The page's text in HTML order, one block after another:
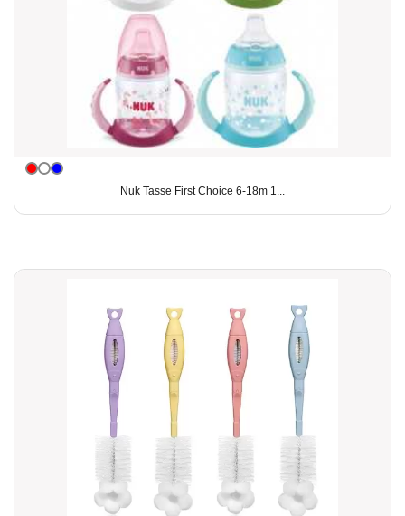
Nuk Tasse First Choice 6-18m 1...